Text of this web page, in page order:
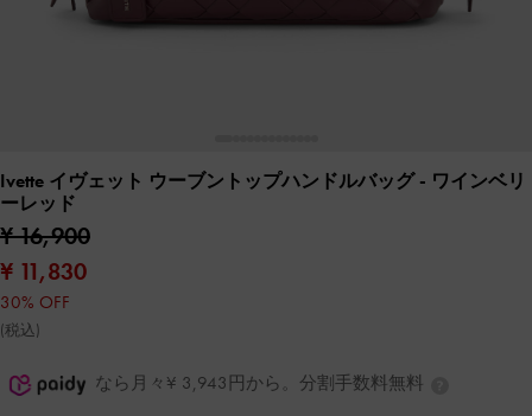
Ivette イヴェット ウーブントップハンドルバッグ- ワインベリ
ーレッド
¥ 16,900
¥ 11,830
30% OFF
(税込)
なら月々¥ 3,943円から。分割手数料無料